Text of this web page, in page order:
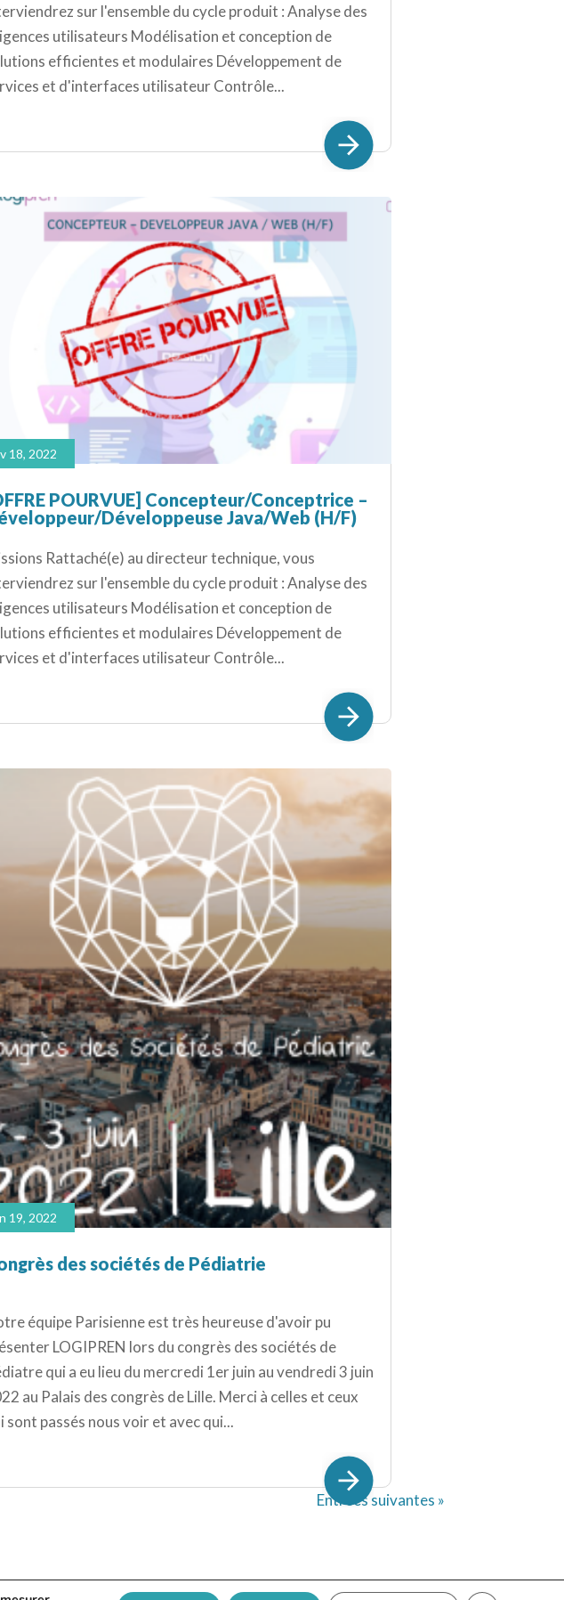
sur l'ensemble du cycle produit : Analyse des
utilisateurs Modélisation et conception de
efficientes et modulaires Développement de
et d'interfaces utilisateur Contrôle...
POURVUE] Concepteur/Conceptrice –
Développeuse Java/Web (H/F)
18, 2022
Rattaché(e) au directeur technique, vous
sur l'ensemble du cycle produit : Analyse des
utilisateurs Modélisation et conception de
efficientes et modulaires Développement de
et d'interfaces utilisateur Contrôle...
des sociétés de Pédiatrie
19, 2022
équipe Parisienne est très heureuse d'avoir pu
LOGIPREN lors du congrès des sociétés de
qui a eu lieu du mercredi 1er juin au vendredi 3 juin
au Palais des congrès de Lille. Merci à celles et ceux
sont passés nous voir et avec qui...
Entrées suivantes »